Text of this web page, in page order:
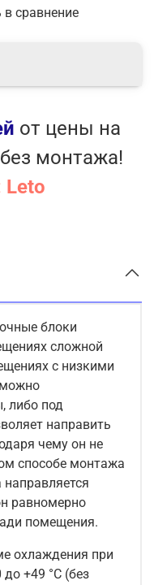
сравнение
от цены на
монтажа!
блоки
сложной
с низкими
либо под
направить
чему он не
способе монтажа
равномерно
помещения.
охлаждения при
+49 °C (без